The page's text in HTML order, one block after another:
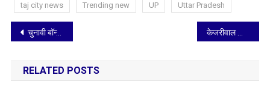
taj city news
Trending new UP Uttar Pradesh
Post
navigation
चुनावी बॉन्ड से जुड़ी सभी जानकारियां SBI ने EC को सौंपी, सुप्रीम कोर्ट में हलफनामा भी दिया
RELATED POSTS